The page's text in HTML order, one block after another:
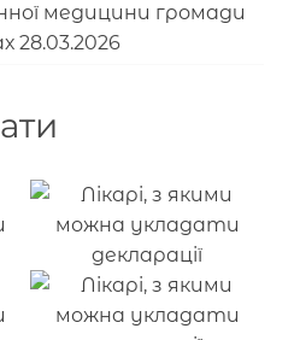
медицини громади
28.03.2026